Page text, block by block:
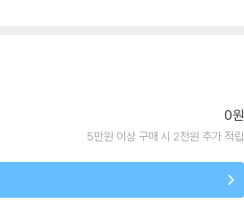
0원
5만원 이상 구매 시 2천원 추가 적립